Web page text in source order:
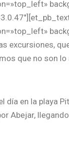
excursiones,
que no son
día en la playa
Abejar,